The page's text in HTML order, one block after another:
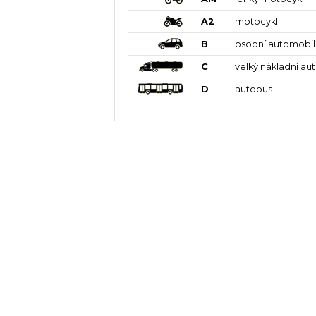
A2 motocykl
B osobní automobil
C velký nákladní
D autobus